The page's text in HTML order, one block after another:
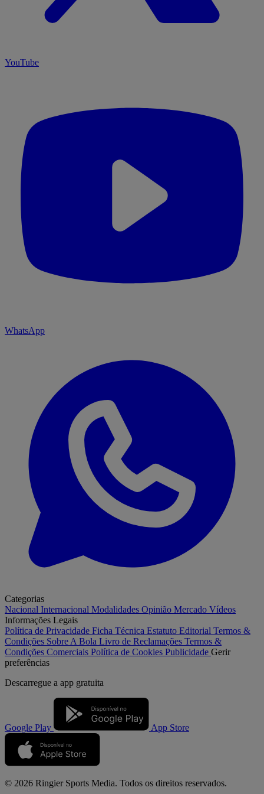
YouTube
WhatsApp
Categorias
Nacional Internacional Modalidades Opinião Mercado Vídeos
Informações Legais
Política de Privacidade Ficha Técnica Estatuto Editorial Termos &
Condições Sobre A Bola Livro de Reclamações Termos &
Condições Comerciais Política de Cookies Publicidade Gerir
preferências
Descarregue a app gratuita
Google Play App Store
© 2026 Ringier Sports Media. Todos os direitos reservados.